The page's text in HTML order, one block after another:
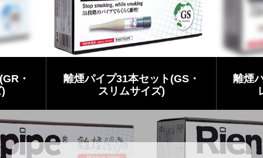
・
離煙パイプ31本セット(GS・
スリムサイズ)
離煙